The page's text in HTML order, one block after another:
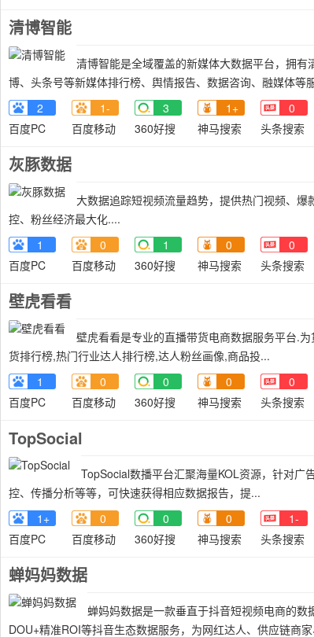
清博智能
清博智能是全域覆盖的新媒体大数据平台，拥
博、头条号等新媒体排行榜、舆情报告、数据咨询、融媒体等
2
百度PC
1-
百度移动
3
360好搜
1+
神马搜索
0
头条搜索
灰豚数据
大数据追踪短视频流量趋势，提供热门视频、
控、粉丝经济最大化....
1
百度PC
0
百度移动
1
360好搜
0
神马搜索
0
头条搜索
壁虎看看
壁⻁看看是专业的直播带货电商数据服务平台.
货排行榜,热门⾏业达⼈排⾏榜,达⼈粉丝画像,商品投...
1
百度PC
0
百度移动
0
360好搜
0
神马搜索
0
头条搜索
TopSocial
TopSocial数播平台汇聚海量KOL资源，针对广
控、传播分析等等，可快速获得相应数据报告，提...
1+
百度PC
0
百度移动
0
360好搜
0
神马搜索
1-
头条搜索
蝉妈妈数据
蝉妈妈数据是一款垂直于抖音短视频电商的
DOU+精准ROI等抖音生态数据服务，为网红达人、供应链商